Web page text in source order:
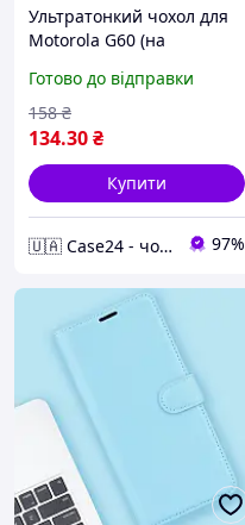
Ультратонкий чохол для
Motorola G60 (на
Готово до відправки
134.30₴
158 ₴
Купити
🇺🇦 Case24 - чохли та аксесуари для смартфонів та планшетів 97%